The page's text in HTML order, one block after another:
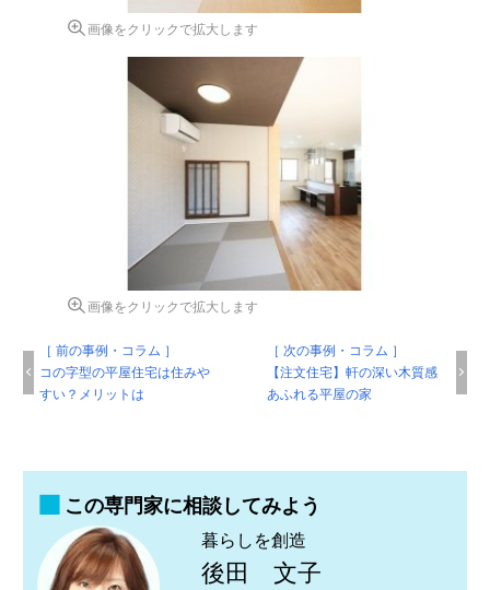
画像をクリックで拡大します
画像をクリックで拡大します
［ 前の事例・コラム ］
コの字型の平屋住宅は住みや
すい？メリットは
［ 次の事例・コラム ］
【注文住宅】軒の深い木質感
あふれる平屋の家
この専門家に相談してみよう
暮らしを創造
後田 文子